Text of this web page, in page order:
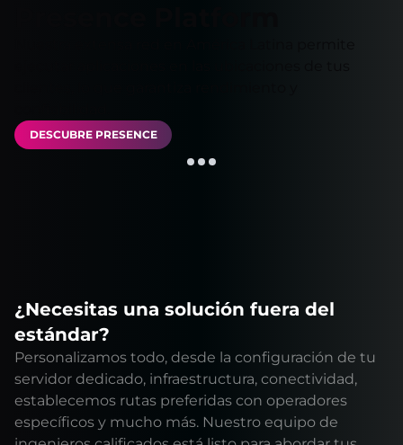
DESCUBRE PRESENCE
¿Necesitas una solución fuera del
estándar?
Personalizamos todo, desde la configuración de tu
servidor dedicado, infraestructura, conectividad,
establecemos rutas preferidas con operadores
específicos y mucho más. Nuestro equipo de